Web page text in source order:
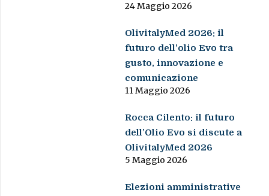
24 Maggio 2026
OlivitalyMed 2026: il
futuro dell’olio Evo tra
gusto, innovazione e
comunicazione
11 Maggio 2026
Rocca Cilento: il futuro
dell’Olio Evo si discute a
OlivitalyMed 2026
5 Maggio 2026
Elezioni amministrative